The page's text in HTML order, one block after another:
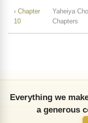
‹ Chapter
10
Yaheiya
Chapters
Everything we
a generous